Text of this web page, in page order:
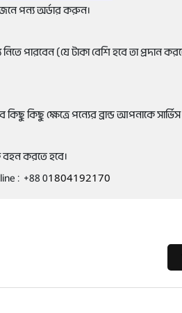
পন্য অর্ডার করুন।
পারবেন (যে টাকা বেশি হবে তা প্রদান
কিছু ক্ষেত্রে পন্যের ব্রান্ড আপনাকে
বহন করতে হবে।
: +88 01804192170